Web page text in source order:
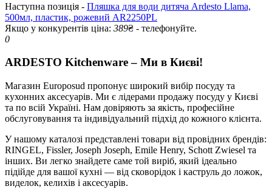
Наступна позиція - Пляшка для води дитяча Ardesto Llama,
500мл, пластик, рожевий AR2250PL
Якщо у конкурентів ціна: 389₴ - телефонуйте.
0
ARDESTO Kitchenware – Ми в Києві!
Магазин Europosud пропонує широкий вибір посуду та
кухонних аксесуарів. Ми є лідерами продажу посуду у Києві
та по всій Україні. Нам довіряють за якість, професійне
обслуговування та індивідуальний підхід до кожного клієнта.
У нашому каталозі представлені товари від провідних брендів:
RINGEL, Fissler, Joseph Joseph, Emile Henry, Schott Zwiesel та
інших. Ви легко знайдете саме той виріб, який ідеально
підійде для вашої кухні — від сковорідок і каструль до ложок,
виделок, келихів і аксесуарів.